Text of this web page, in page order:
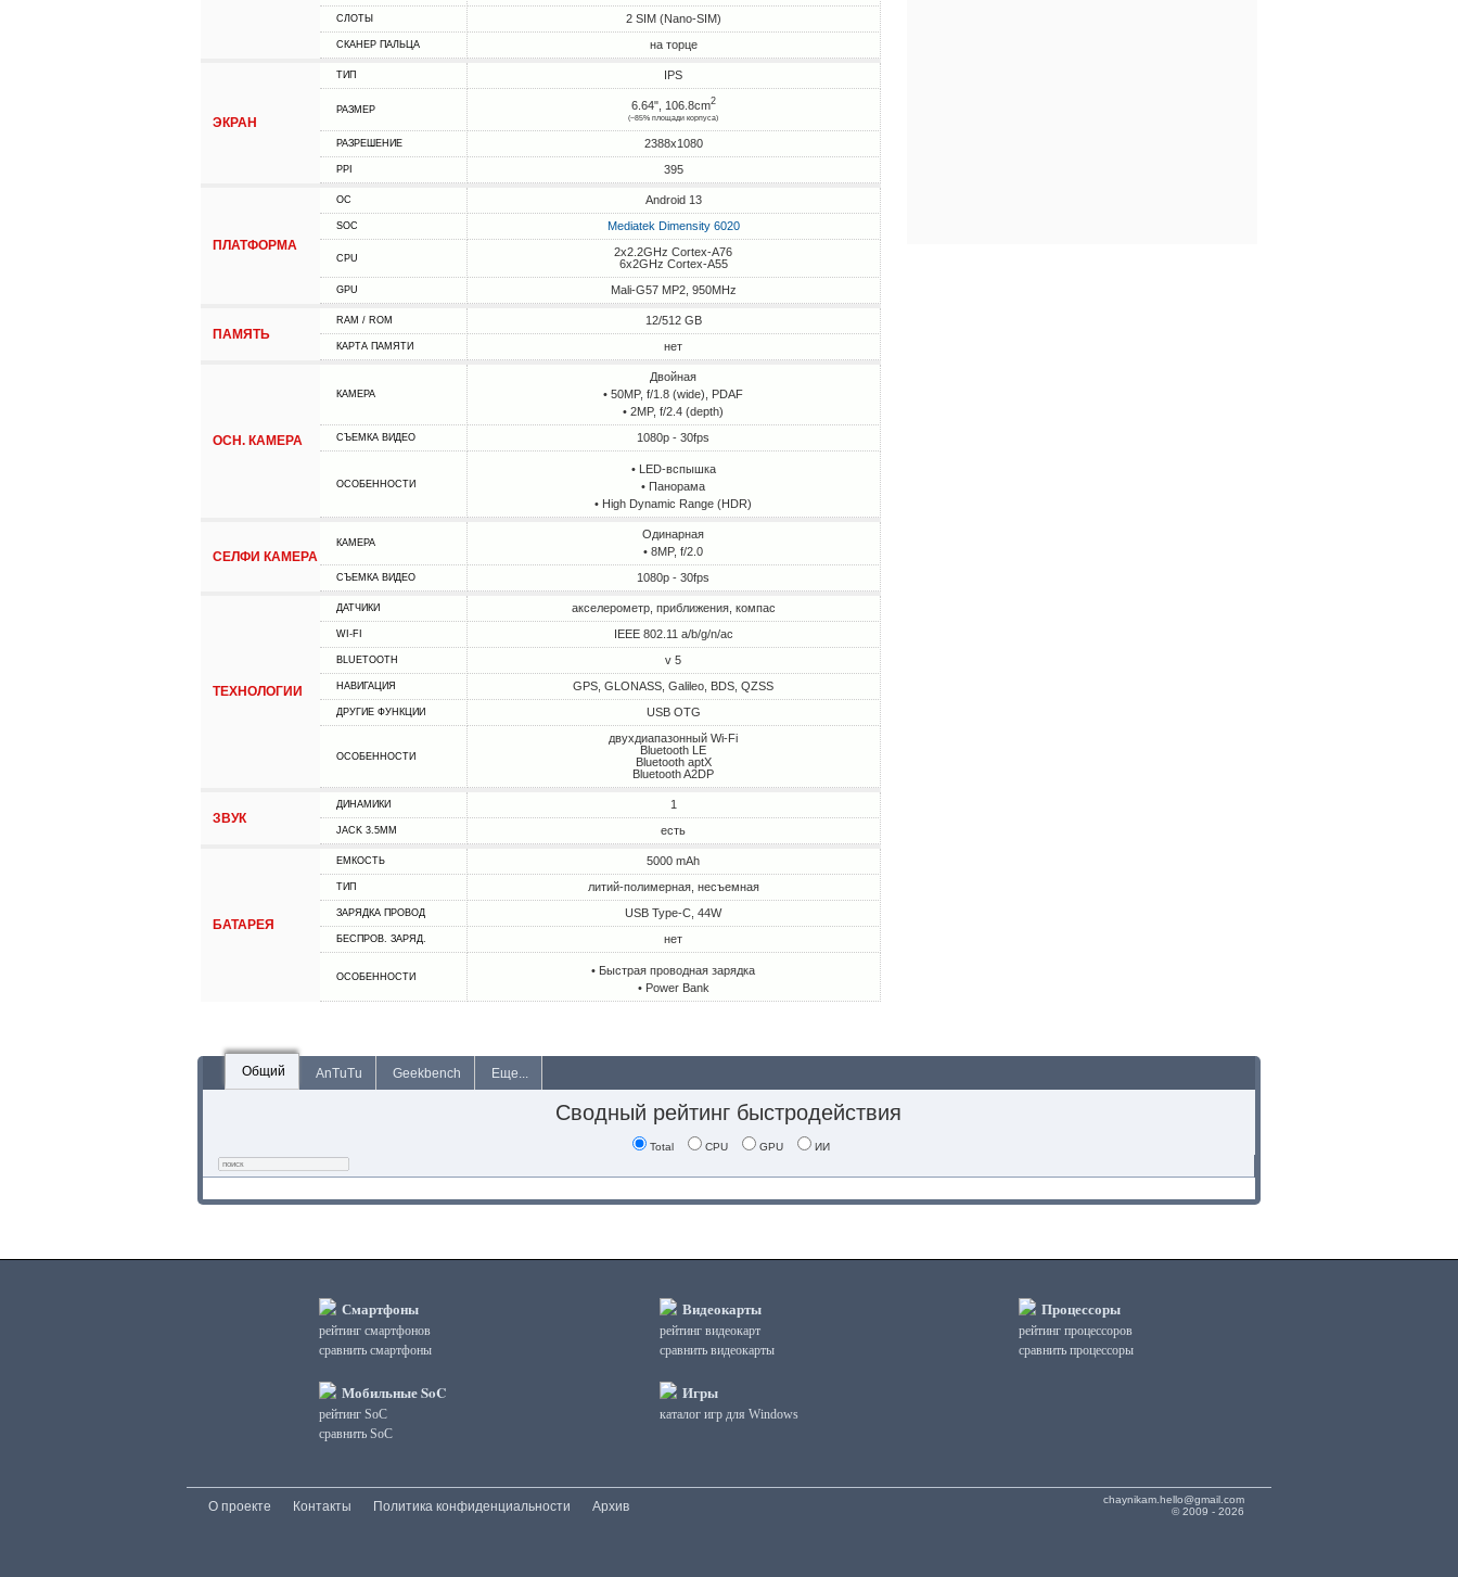
СЛОТЫ 2 SIM (Nano-SIM)
СКАНЕР ПАЛЬЦА на торце
ЭКРАН
ТИП IPS
РАЗМЕР 6.64", 106.8cm2
(~85% площади корпуса)
РАЗРЕШЕНИЕ 2388x1080
PPI 395
ПЛАТФОРМА
ОС Android 13
SOC Mediatek Dimensity 6020
CPU
2x2.2GHz Cortex-A76
6x2GHz Cortex-A55
GPU Mali-G57 MP2, 950MHz
ПАМЯТЬ
RAM / ROM 12/512 GB
КАРТА ПАМЯТИ нет
ОСН. КАМЕРА
КАМЕРА
Двойная
• 50MP, f/1.8 (wide), PDAF
• 2MP, f/2.4 (depth)
СЪЕМКА ВИДЕО 1080p - 30fps
ОСОБЕННОСТИ
• LED-вспышка
• Панорама
• High Dynamic Range (HDR)
СЕЛФИ КАМЕРА
КАМЕРА
Одинарная
• 8MP, f/2.0
СЪЕМКА ВИДЕО 1080p - 30fps
ТЕХНОЛОГИИ
ДАТЧИКИ акселерометр, приближения, компас
WI-FI IEEE 802.11 a/b/g/n/ac
BLUETOOTH v 5
НАВИГАЦИЯ GPS, GLONASS, Galileo, BDS, QZSS
ДРУГИЕ ФУНКЦИИ USB OTG
ОСОБЕННОСТИ
двухдиапазонный Wi-Fi
Bluetooth LE
Bluetooth aptX
Bluetooth A2DP
ЗВУК
ДИНАМИКИ 1
JACK 3.5MM есть
БАТАРЕЯ
ЕМКОСТЬ 5000 mAh
ТИП литий-полимерная, несъемная
ЗАРЯДКА ПРОВОД USB Type-C, 44W
БЕСПРОВ. ЗАРЯД. нет
ОСОБЕННОСТИ
• Быстрая проводная зарядка
• Power Bank
Общий AnTuTu Geekbench Еще...
Сводный рейтинг быстродействия
Total CPU GPU ИИ
Смартфоны
рейтинг смартфонов
сравнить смартфоны
Мобильные SoC
рейтинг SoC
сравнить SoC
Видеокарты
рейтинг видеокарт
сравнить видеокарты
Игры
каталог игр для Windows
Процессоры
рейтинг процессоров
сравнить процессоры
chaynikam.hello@gmail.com
© 2009 - 2026
О проекте Контакты Политика конфиденциальности Архив